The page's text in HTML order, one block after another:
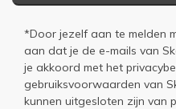
*Door jezelf aan te melden
aan dat je de e-mails van
je akkoord met het
gebruiksvoorwaarden van
kunnen uitgesloten zijn van